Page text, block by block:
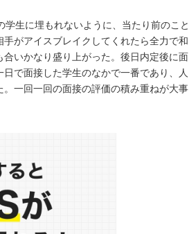
生に埋もれないように、当たり前のこと
がアイスブレイクしてくれたら全力で和
いかなり盛り上がった。後日内定後に面
で面接した学生のなかで一番であり、人
一回一回の面接の評価の積み重ねが大事